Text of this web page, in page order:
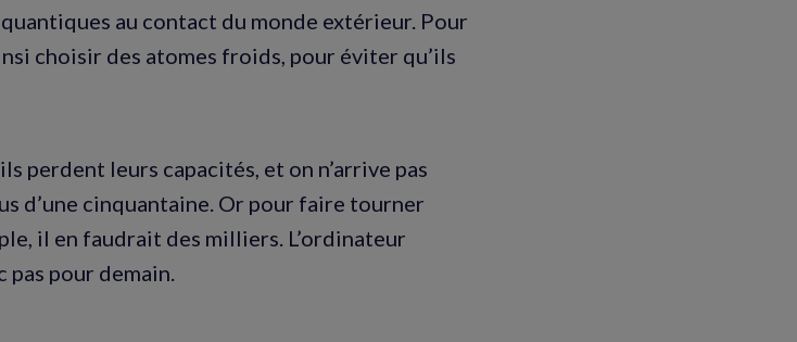
au contact du monde extérieur. Pour
choisir des atomes froids, pour éviter qu’ils
perdent leurs capacités, et on n’arrive pas
d’une cinquantaine. Or pour faire tourner
il en faudrait des milliers. L’ordinateur
pas pour demain.